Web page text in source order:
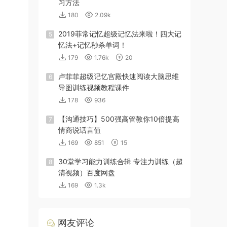
习方法
180 2.09k
5
2019菲常记忆超级记忆法来啦！四大记
忆法+记忆秒杀单词！
179 1.76k 20
6
卢菲菲超级记忆宫殿快速阅读大脑思维
导图训练视频教程课件
178 936
7
【沟通技巧】500强高管教你10倍提高
情商说话言值
169 851 15
8
30堂学习能力训练合辑 专注力训练（超
清视频）百度网盘
169 1.3k
网友评论